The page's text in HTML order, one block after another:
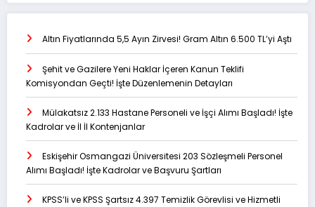
Altın Fiyatlarında 5,5 Ayın Zirvesi! Gram Altın 6.500 TL’yi Aştı
Şehit ve Gazilere Yeni Haklar İçeren Kanun Teklifi
Komisyondan Geçti! İşte Düzenlemenin Detayları
Mülakatsız 2.133 Hastane Personeli ve İşçi Alımı Başladı! İşte
Kadrolar ve İl İl Kontenjanlar
Eskişehir Osmangazi Üniversitesi 203 Sözleşmeli Personel
Alımı Başladı! İşte Kadrolar ve Başvuru Şartları
KPSS’li ve KPSS Şartsız 4.397 Temizlik Görevlisi ve Hizmetli